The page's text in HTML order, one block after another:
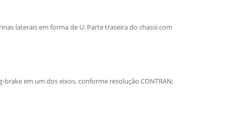
laterais em forma de U. Parte traseira do chassi com
brake em um dos eixos, conforme resolução CONTRAN;